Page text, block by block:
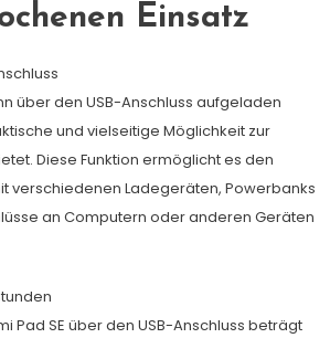
Einsatz
über den USB-Anschluss aufgeladen
und vielseitige Möglichkeit zur
Diese Funktion ermöglicht es den
verschiedenen Ladegeräten, Powerbanks
an Computern oder anderen Geräten
Pad SE über den USB-Anschluss beträgt